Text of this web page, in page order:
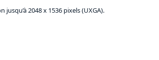
2048 x 1536 pixels (UXGA).